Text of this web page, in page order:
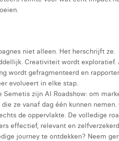
niet alleen. Het herschrijft ze.
Creativiteit wordt
wordt gefragmenteerd en
evolueert in elke stap.
Semetis zijn AI Roadshow: om
ze vanaf dag één kunnen
de oppervlakte. De volledige
effectief, relevant en
journey te ontdekken? Neem